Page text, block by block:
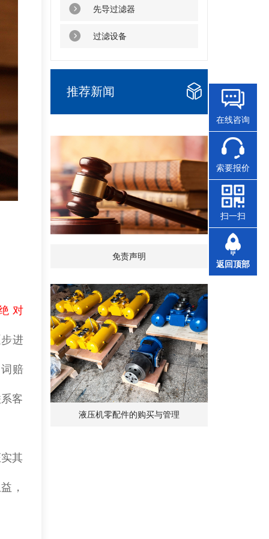
对
进
赔
客
其
，
先导过滤器
过滤设备
推荐新闻
免责声明
液压机零配件的购买与管理
在线咨询
索要报价
扫一扫
返回顶部